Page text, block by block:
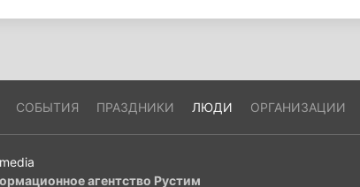
СОБЫТИЯ ПРАЗДНИКИ ЛЮДИ ОРГАНИЗАЦИИ
агентство Рустим